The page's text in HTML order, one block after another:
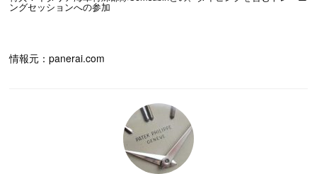
ングセッションへの参加
情報元：panerai.com